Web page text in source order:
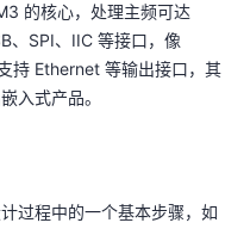
的核心，处理主频可达
、SPI、IIC 等接口，像
持 Ethernet 等输出接口，其
入式产品。
过程中的一个基本步骤，如